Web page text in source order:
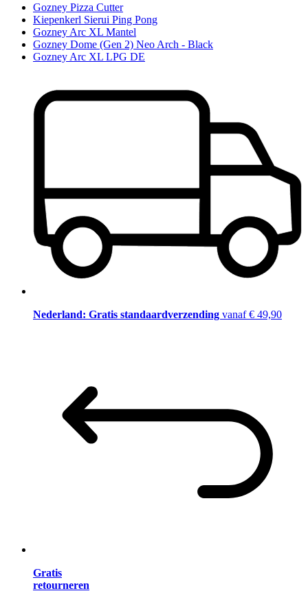
Gozney Pizza Cutter
Kiepenkerl Sierui Ping Pong
Gozney Arc XL Mantel
Gozney Dome (Gen 2) Neo Arch - Black
Gozney Arc XL LPG DE
Nederland: Gratis standaardverzending vanaf € 49,90
Gratis
retourneren